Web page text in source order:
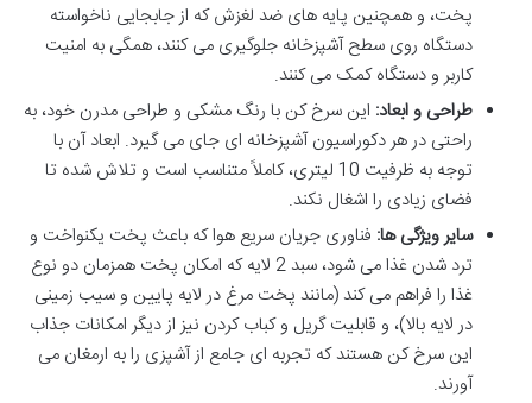
پخت، و همچنین پایه های ضد لغزش که از جابجایی ناخواسته
دستگاه روی سطح آشپزخانه جلوگیری می کنند، همگی به امنیت
کاربر و دستگاه کمک می کنند.
طراحی و ابعاد: این سرخ کن با رنگ مشکی و طراحی مدرن خود، به
راحتی در هر دکوراسیون آشپزخانه ای جای می گیرد. ابعاد آن با
توجه به ظرفیت 10 لیتری، کاملاً متناسب است و تلاش شده تا
فضای زیادی را اشغال نکند.
سایر ویژگی ها: فناوری جریان سریع هوا که باعث پخت یکنواخت و
ترد شدن غذا می شود، سبد 2 لایه که امکان پخت همزمان دو نوع
غذا را فراهم می کند (مانند پخت مرغ در لایه پایین و سیب زمینی
در لایه بالا)، و قابلیت گریل و کباب کردن نیز از دیگر امکانات جذاب
این سرخ کن هستند که تجربه ای جامع از آشپزی را به ارمغان می
آورند.